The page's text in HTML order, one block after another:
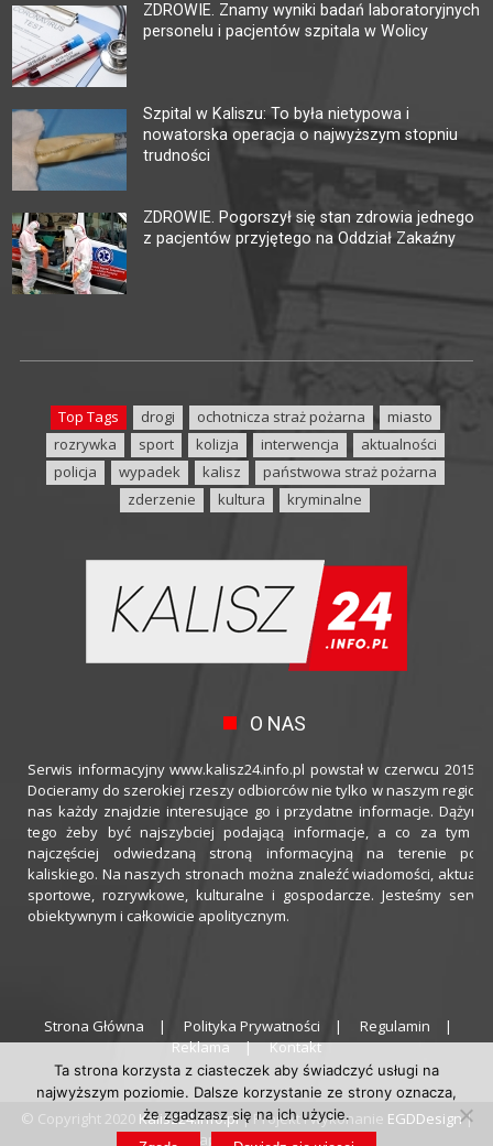
ZDROWIE. Znamy wyniki badań laboratoryjnych
personelu i pacjentów szpitala w Wolicy
Szpital w Kaliszu: To była nietypowa i
nowatorska operacja o najwyższym stopniu
trudności
ZDROWIE. Pogorszył się stan zdrowia jednego
z pacjentów przyjętego na Oddział Zakaźny
Top Tags drogi ochotnicza straż pożarna
miasto
rozrywka
sport kolizja interwencja
aktualności
policja
wypadek kalisz
państwowa straż pożarna
zderzenie
kultura kryminalne
O NAS
Serwis informacyjny www.kalisz24.info.pl powstał w czerwcu 2015
Docieramy do szerokiej rzeszy odbiorców nie tylko w naszym
nas każdy znajdzie interesujące go i przydatne informacje.
tego żeby być najszybciej podającą informacje, a co za tym
najczęściej odwiedzaną stroną informacyjną na terenie
kaliskiego. Na naszych stronach można znaleźć wiadomości,
sportowe, rozrywkowe, kulturalne i gospodarcze. Jesteśmy
obiektywnym i całkowicie apolitycznym.
Strona Główna Polityka Prywatności
Regulamin
Reklama
Kontakt
© Copyright 2020 Kalisz24.info.pl| Projekt i wykonanie EGDDesign|
Hosting zapewnia thecamels.org
Ta strona korzysta z ciasteczek aby świadczyć usługi na
najwyższym poziomie. Dalsze korzystanie ze strony oznacza,
że zgadzasz się na ich użycie.